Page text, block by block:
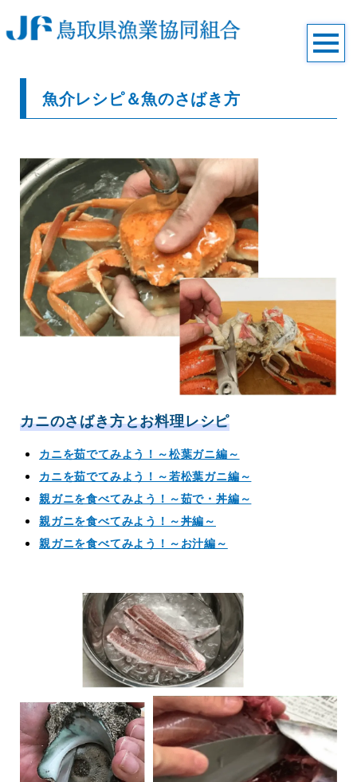
魚介レシピ＆魚のさばき方
カニのさばき方とお料理レシピ
カニを茹でてみよう！～松葉ガニ編～
カニを茹でてみよう！～若松葉ガニ編～
親ガニを食べてみよう！～茹で・丼編～
親ガニを食べてみよう！～丼編～
親ガニを食べてみよう！～お汁編～